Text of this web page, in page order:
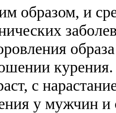
образом, и
с
у мужчин